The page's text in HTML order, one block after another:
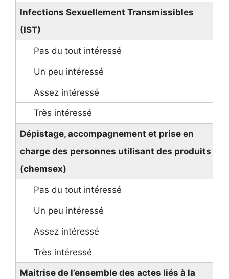
Infections Sexuellement Transmissibles
(IST)
Dépistage, accompagnement et prise en
charge des personnes utilisant des produits
(chemsex)
Maitrise de l’ensemble des actes liés à la